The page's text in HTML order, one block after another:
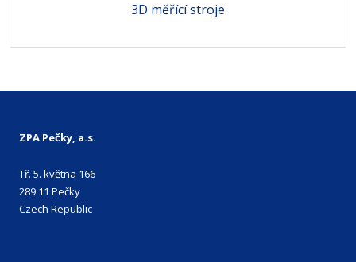
3D měřící stroje
ZPA Pečky, a.s.
Tř. 5. května 166
289 11 Pečky
Czech Republic